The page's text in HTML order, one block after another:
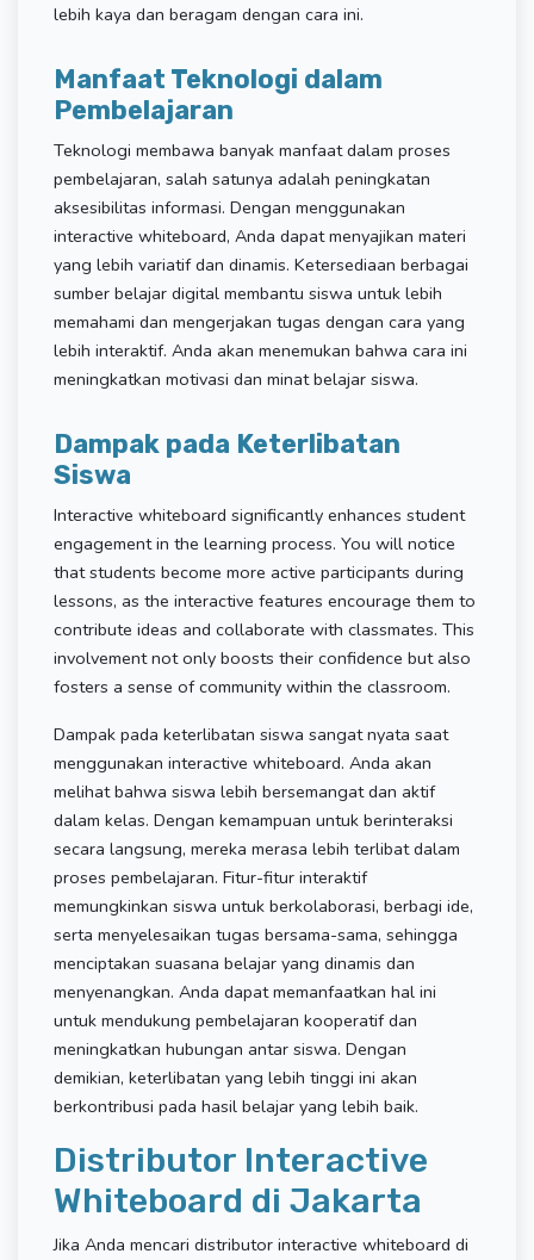
lebih kaya dan beragam dengan cara ini.
Manfaat Teknologi dalam
Pembelajaran
Teknologi membawa banyak manfaat dalam proses
pembelajaran, salah satunya adalah peningkatan
aksesibilitas informasi. Dengan menggunakan
interactive whiteboard, Anda dapat menyajikan materi
yang lebih variatif dan dinamis. Ketersediaan berbagai
sumber belajar digital membantu siswa untuk lebih
memahami dan mengerjakan tugas dengan cara yang
lebih interaktif. Anda akan menemukan bahwa cara ini
meningkatkan motivasi dan minat belajar siswa.
Dampak pada Keterlibatan
Siswa
Interactive whiteboard significantly enhances student
engagement in the learning process. You will notice
that students become more active participants during
lessons, as the interactive features encourage them to
contribute ideas and collaborate with classmates. This
involvement not only boosts their confidence but also
fosters a sense of community within the classroom.
Dampak pada keterlibatan siswa sangat nyata saat
menggunakan interactive whiteboard. Anda akan
melihat bahwa siswa lebih bersemangat dan aktif
dalam kelas. Dengan kemampuan untuk berinteraksi
secara langsung, mereka merasa lebih terlibat dalam
proses pembelajaran. Fitur-fitur interaktif
memungkinkan siswa untuk berkolaborasi, berbagi ide,
serta menyelesaikan tugas bersama-sama, sehingga
menciptakan suasana belajar yang dinamis dan
menyenangkan. Anda dapat memanfaatkan hal ini
untuk mendukung pembelajaran kooperatif dan
meningkatkan hubungan antar siswa. Dengan
demikian, keterlibatan yang lebih tinggi ini akan
berkontribusi pada hasil belajar yang lebih baik.
Distributor Interactive
Whiteboard di Jakarta
Jika Anda mencari distributor interactive whiteboard di